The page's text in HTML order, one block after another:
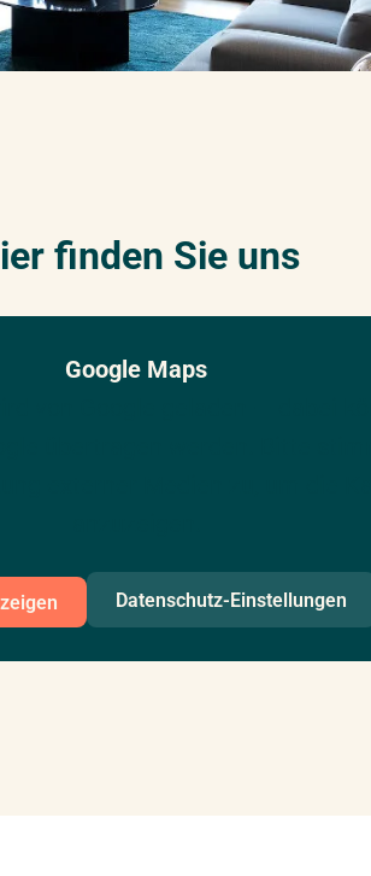
finden Sie uns
Google Maps
Datenschutz-Einstellungen